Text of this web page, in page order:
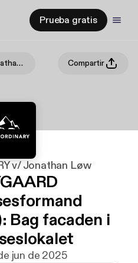
Prueba gratis
EXTRAORDINARY v/ Jonathan Løw Compartir
v/ Jonathan Løw
Bag facaden i
jun de 2025